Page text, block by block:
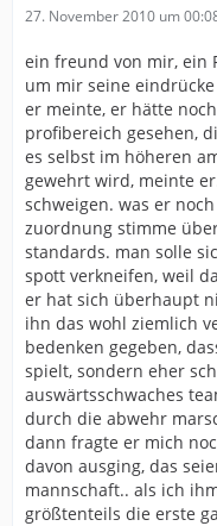
27. November 2010 um
ein freund von mir, ein
um mir seine
er meinte, er hätte
profibereich gesehen,
es selbst im höheren
gewehrt wird, meinte
schweigen. was er
zuordnung stimme
standards. man solle
spott verkneifen, weil
er hat sich überhaupt
ihn das wohl ziemlich
bedenken gegeben,
spielt, sondern eher
auswärtsschwaches
durch die abwehr
dann fragte er mich
davon ausging, das
mannschaft.. als ich
größtenteils die erste